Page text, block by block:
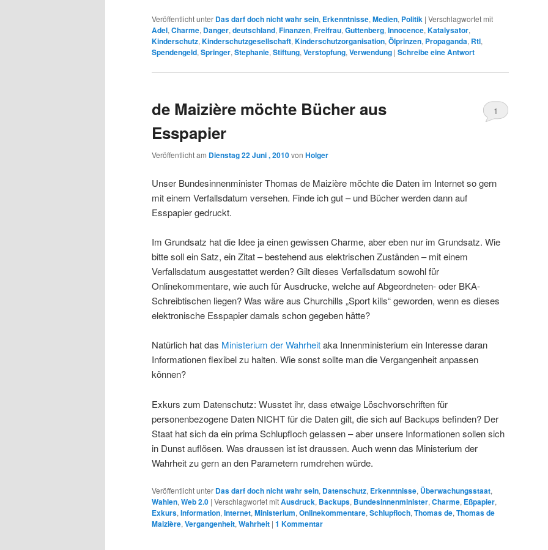
Veröffentlicht unter Das darf doch nicht wahr sein, Erkenntnisse, Medien, Politik | Verschlagwortet mit
Adel, Charme, Danger, deutschland, Finanzen, Freifrau, Guttenberg, Innocence, Katalysator,
Kinderschutz, Kinderschutzgesellschaft, Kinderschutzorganisation, Ölprinzen, Propaganda, Rtl,
Spendengeld, Springer, Stephanie, Stiftung, Verstopfung, Verwendung | Schreibe eine Antwort
de Maizière möchte Bücher aus
Esspapier
Veröffentlicht am Dienstag 22 Juni , 2010von Holger
1
Unser Bundesinnenminister Thomas de Maizière möchte die Daten im Internet so gern
mit einem Verfallsdatum versehen. Finde ich gut – und Bücher werden dann auf
Esspapier gedruckt.
Im Grundsatz hat die Idee ja einen gewissen Charme, aber eben nur im Grundsatz. Wie
bitte soll ein Satz, ein Zitat – bestehend aus elektrischen Zuständen – mit einem
Verfallsdatum ausgestattet werden? Gilt dieses Verfallsdatum sowohl für
Onlinekommentare, wie auch für Ausdrucke, welche auf Abgeordneten- oder BKA-
Schreibtischen liegen? Was wäre aus Churchills „Sport kills“ geworden, wenn es dieses
elektronische Esspapier damals schon gegeben hätte?
Natürlich hat das Ministerium der Wahrheitaka Innenministerium ein Interesse daran
Informationen flexibel zu halten. Wie sonst sollte man die Vergangenheit anpassen
können?
Exkurs zum Datenschutz: Wusstet ihr, dass etwaige Löschvorschriften für
personenbezogene Daten NICHT für die Daten gilt, die sich auf Backups befinden? Der
Staat hat sich da ein prima Schlupfloch gelassen – aber unsere Informationen sollen sich
in Dunst auflösen. Was draussen ist ist draussen. Auch wenn das Ministerium der
Wahrheit zu gern an den Parametern rumdrehen würde.
Veröffentlicht unter Das darf doch nicht wahr sein, Datenschutz, Erkenntnisse, Überwachungsstaat,
Wahlen, Web 2.0 | Verschlagwortet mitAusdruck, Backups, Bundesinnenminister, Charme, Eßpapier,
Exkurs, Information, Internet, Ministerium, Onlinekommentare, Schlupfloch, Thomas de, Thomas de
Maizière, Vergangenheit, Wahrheit | 1 Kommentar